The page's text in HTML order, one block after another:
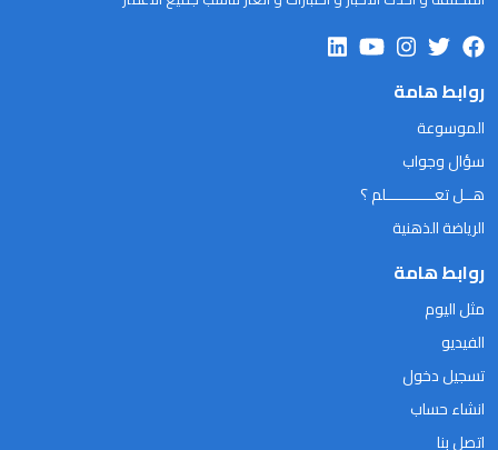
روابط هامة
الموسوعة
سؤال وجواب
هــل تعـــــــــــلم ؟
الرياضة الذهنية
روابط هامة
مثل اليوم
الفيديو
تسجيل دخول
انشاء حساب
اتصل بنا